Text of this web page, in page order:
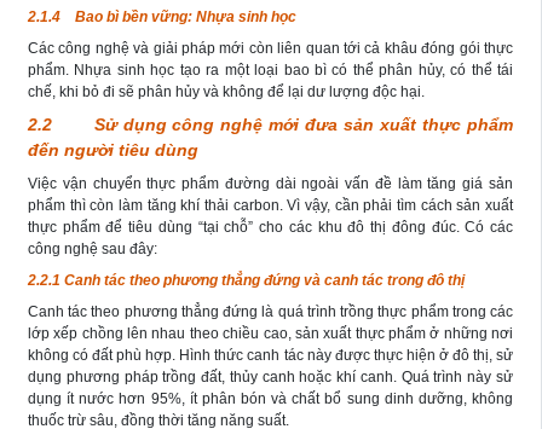
2.1.4 Bao bì bền vững: Nhựa sinh học
Các công nghệ và giải pháp mới còn liên quan tới cả khâu đóng gói thực
phẩm. Nhựa sinh học tạo ra một loại bao bì có thể phân hủy, có thể tái
chế, khi bỏ đi sẽ phân hủy và không để lại dư lượng độc hại.
2.2 Sử dụng công nghệ mới đưa sản xuất thực phẩm
đến người tiêu dùng
Việc vận chuyển thực phẩm đường dài ngoài vấn đề làm tăng giá sản
phẩm thì còn làm tăng khí thải carbon. Vì vậy, cần phải tìm cách sản xuất
thực phẩm để tiêu dùng “tại chỗ” cho các khu đô thị đông đúc. Có các
công nghệ sau đây:
2.2.1 Canh tác theo phương thẳng đứng và canh tác trong đô thị
Canh tác theo phương thẳng đứng là quá trình trồng thực phẩm trong các
lớp xếp chồng lên nhau theo chiều cao, sản xuất thực phẩm ở những nơi
không có đất phù hợp. Hình thức canh tác này được thực hiện ở đô thị, sử
dụng phương pháp trồng đất, thủy canh hoặc khí canh. Quá trình này sử
dụng ít nước hơn 95%, ít phân bón và chất bổ sung dinh dưỡng, không
thuốc trừ sâu, đồng thời tăng năng suất.